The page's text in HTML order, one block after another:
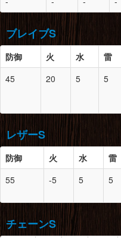
腕
10 1
脚
10 0
頭
10 -
胴
10 -
-
腰
-
脚
10 -
ブレイブS
防御 火 水 雷
45
20 5 5
頭
9 2
胴
9 0
腕
9
レザーS
防御 火 水 雷
55
-5 5 5
防御 スロット
頭
11 0
チェーンS